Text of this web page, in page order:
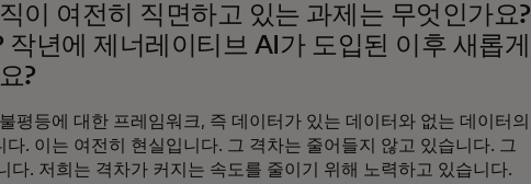
이 여전히 직면하고 있는 과제는 무엇인가요?
작년에 제너레이티브 AI가 도입된 이후 새롭게
?
평등에 대한 프레임워크, 즉 데이터가 있는 데이터와 없는 데이터의
다. 이는 여전히 현실입니다. 그 격차는 줄어들지 않고 있습니다. 그
다. 저희는 격차가 커지는 속도를 줄이기 위해 노력하고 있습니다.